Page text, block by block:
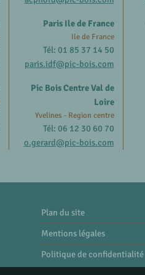
Paris Ile de France
Ile de France
Tél: 01 85 37 14 50
paris.idf@pic-bois.com
Pic Bois Centre Val de
Loire
Yvelines - Region centre
Tél: 06 12 30 60 70
o.gerard@pic-bois.com
Plan du site
Mentions légales
Politique de confidentialité